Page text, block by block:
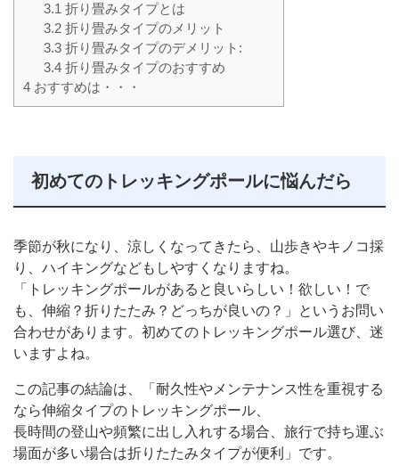
3.1 折り畳みタイプとは
3.2折り畳みタイプのメリット
3.3折り畳みタイプのデメリット:
3.4折り畳みタイプのおすすめ
4 おすすめは・・・
初めてのトレッキングポールに悩んだら
季節が秋になり、涼しくなってきたら、山歩きやキノコ採
り、ハイキングなどもしやすくなりますね。
「トレッキングポールがあると良いらしい！欲しい！で
も、伸縮？折りたたみ？どっちが良いの？」というお問い
合わせがあります。初めてのトレッキングポール選び、迷
いますよね。
この記事の結論は、「耐久性やメンテナンス性を重視する
なら伸縮タイプのトレッキングポール、
長時間の登山や頻繁に出し入れする場合、旅行で持ち運ぶ
場面が多い場合は折りたたみタイプが便利」です。